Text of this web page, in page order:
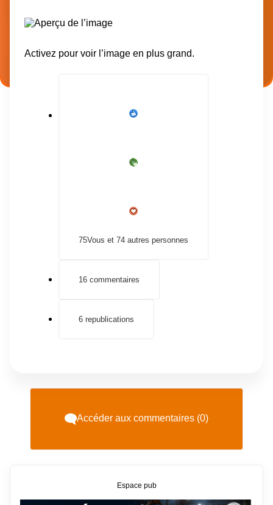
Activez pour voir l’image en plus grand.
75Vous et 74 autres personnes
16 commentaires
6 republications
Accéder aux commentaires (0)
Espace pub